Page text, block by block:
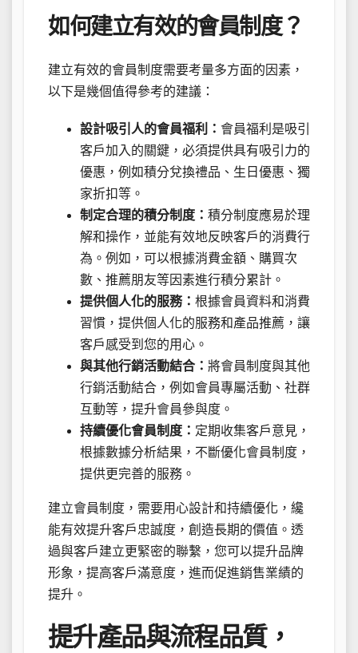
如何建立有效的會員制度？
建立有效的會員制度需要考量多方面的因素，
以下是幾個值得參考的建議：
設計吸引人的會員福利： 會員福利是吸引
客戶加入的關鍵，必須提供具有吸引力的
優惠，例如積分兌換禮品、生日優惠、獨
家折扣等。
制定合理的積分制度： 積分制度應易於理
解和操作，並能有效地反映客戶的消費行
為。例如，可以根據消費金額、購買次
數、推薦朋友等因素進行積分累計。
提供個人化的服務： 根據會員資料和消費
習慣，提供個人化的服務和產品推薦，讓
客戶感受到您的用心。
與其他行銷活動結合： 將會員制度與其他
行銷活動結合，例如會員專屬活動、社群
互動等，提升會員參與度。
持續優化會員制度： 定期收集客戶意見，
根據數據分析結果，不斷優化會員制度，
提供更完善的服務。
建立會員制度，需要用心設計和持續優化，纔
能有效提升客戶忠誠度，創造長期的價值。透
過與客戶建立更緊密的聯繫，您可以提升品牌
形象，提高客戶滿意度，進而促進銷售業績的
提升。
提升產品與流程品質，